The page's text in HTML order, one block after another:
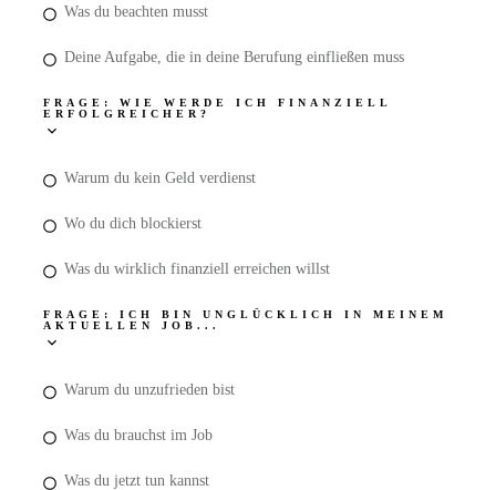
Was du beachten musst
Deine Aufgabe, die in deine Berufung einfließen muss
FRAGE: WIE WERDE ICH FINANZIELL
ERFOLGREICHER?
Warum du kein Geld verdienst
Wo du dich blockierst
Was du wirklich finanziell erreichen willst
FRAGE: ICH BIN UNGLÜCKLICH IN MEINEM
AKTUELLEN JOB...
Warum du unzufrieden bist
Was du brauchst im Job
Was du jetzt tun kannst